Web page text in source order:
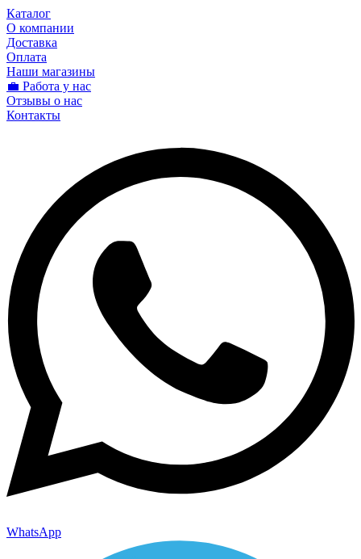
Каталог
О компании
Доставка
Оплата
Наши магазины
💼 Работа у нас
Отзывы о нас
Контакты
WhatsApp